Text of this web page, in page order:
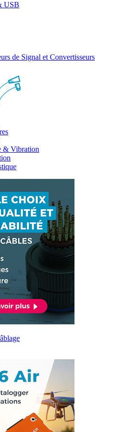
USB
de Signal et Convertisseurs
& Vibration